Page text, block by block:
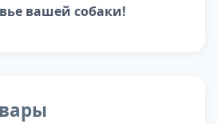
вашей собаки!